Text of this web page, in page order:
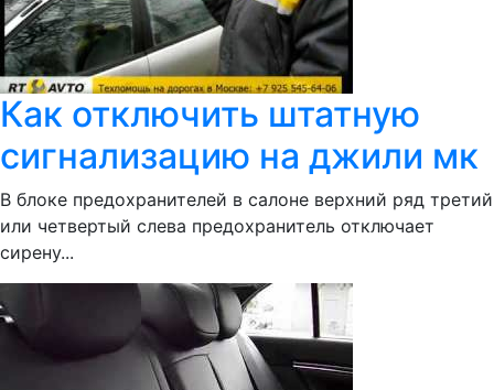
Как отключить штатную
сигнализацию на джили мк
В блоке предохранителей в салоне верхний ряд третий
или четвертый слева предохранитель отключает
сирену...